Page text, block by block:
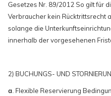
Gesetzes Nr. 89/2012 So gilt für
Verbraucher kein Rücktrittsrecht
solange die
innerhalb der vorgesehenen
2) BUCHUNGS- UND
a . Flexible Reservierung